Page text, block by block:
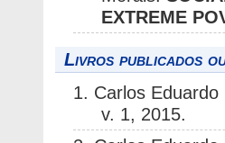
EXTREME
Livros publicados
1. Carlos
v. 1, 2015.